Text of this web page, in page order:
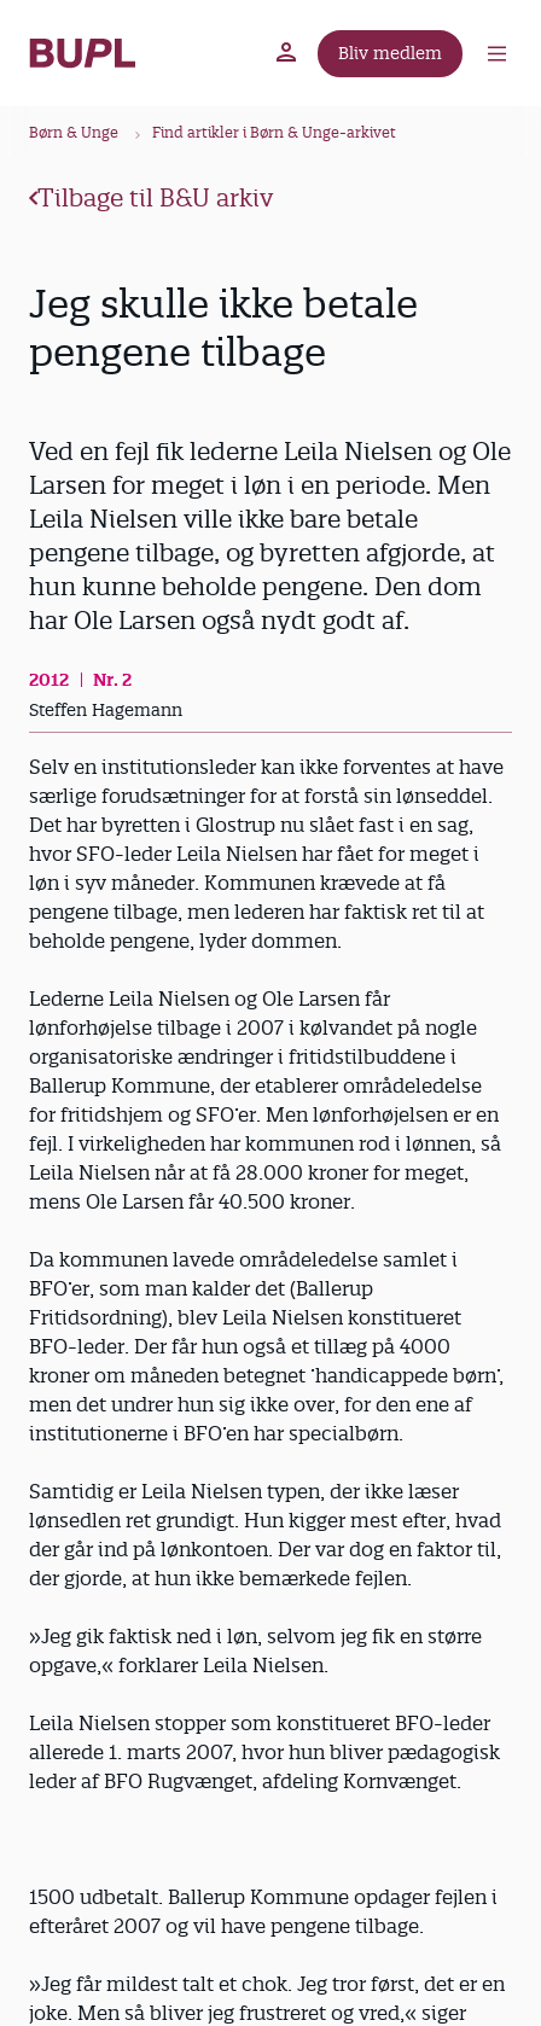
Bliv medlem
Børn & Unge Find artikler i Børn & Unge-arkivet
Tilbage til B&U arkiv
Jeg skulle ikke betale
pengene tilbage
Ved en fejl fik lederne Leila Nielsen og Ole
Larsen for meget i løn i en periode. Men
Leila Nielsen ville ikke bare betale
pengene tilbage, og byretten afgjorde, at
hun kunne beholde pengene. Den dom
har Ole Larsen også nydt godt af.
2012
Nr. 2
Steffen Hagemann
Selv en institutionsleder kan ikke forventes at have
særlige forudsætninger for at forstå sin lønseddel.
Det har byretten i Glostrup nu slået fast i en sag,
hvor SFO-leder Leila Nielsen har fået for meget i
løn i syv måneder. Kommunen krævede at få
pengene tilbage, men lederen har faktisk ret til at
beholde pengene, lyder dommen.
Lederne Leila Nielsen og Ole Larsen får
lønforhøjelse tilbage i 2007 i kølvandet på nogle
organisatoriske ændringer i fritidstilbuddene i
Ballerup Kommune, der etablerer områdeledelse
for fritidshjem og SFO’er. Men lønforhøjelsen er en
fejl. I virkeligheden har kommunen rod i lønnen, så
Leila Nielsen når at få 28.000 kroner for meget,
mens Ole Larsen får 40.500 kroner.
Da kommunen lavede områdeledelse samlet i
BFO’er, som man kalder det (Ballerup
Fritidsordning), blev Leila Nielsen konsti­tueret
BFO-leder. Der får hun også et tillæg på 4000
kroner om måneden betegnet ’handicappede børn’,
men det undrer hun sig ikke over, for den ene af
institutionerne i BFO’en har specialbørn.
Samtidig er Leila Nielsen typen, der ikke læser
lønsedlen ret grundigt. Hun kigger mest efter, hvad
der går ind på lønkontoen. Der var dog en faktor til,
der gjorde, at hun ikke bemærkede fejlen.
»Jeg gik faktisk ned i løn, selvom jeg fik en større
opgave,« forklarer Leila Nielsen.
Leila Nielsen stopper som konstitueret BFO-leder
allerede 1. marts 2007, hvor hun bliver pædagogisk
leder af BFO Rugvænget, afdeling Kornvænget.
1500 udbetalt. Ballerup Kommune opdager fejlen i
efteråret 2007 og vil have pengene tilbage.
»Jeg får mildest talt et chok. Jeg tror først, det er en
joke. Men så bliver jeg frustreret og vred,« siger